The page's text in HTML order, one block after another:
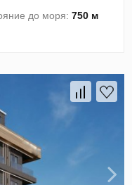
до моря:750 м